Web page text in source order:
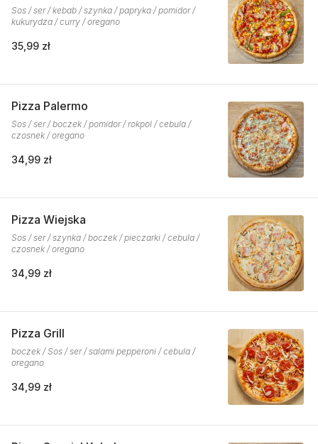
Sos / ser / kebab / szynka / papryka / pomidor /
kukurydza / curry / oregano
35,99 zł
Pizza Palermo
Sos / ser / boczek / pomidor / rokpol / cebula /
czosnek / oregano
34,99 zł
Pizza Wiejska
Sos / ser / szynka / boczek / pieczarki / cebula /
czosnek / oregano
34,99 zł
Pizza Grill
boczek / Sos / ser / salami pepperoni / cebula /
oregano
34,99 zł